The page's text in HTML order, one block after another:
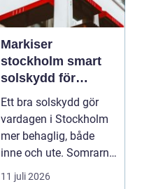
Markiser
stockholm smart
solskydd för
stadsliv och
uteplatser
Ett bra solskydd gör
vardagen i Stockholm
mer behaglig, både
inne och ute. Somrarna
kan vara varma, ...
11 juli 2026